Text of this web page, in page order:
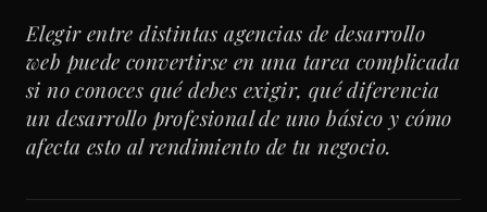
Elegir entre distintas agencias de desarrollo
web puede convertirse en una tarea complicada
si no conoces qué debes exigir, qué diferencia
un desarrollo profesional de uno básico y cómo
afecta esto al rendimiento de tu negocio.